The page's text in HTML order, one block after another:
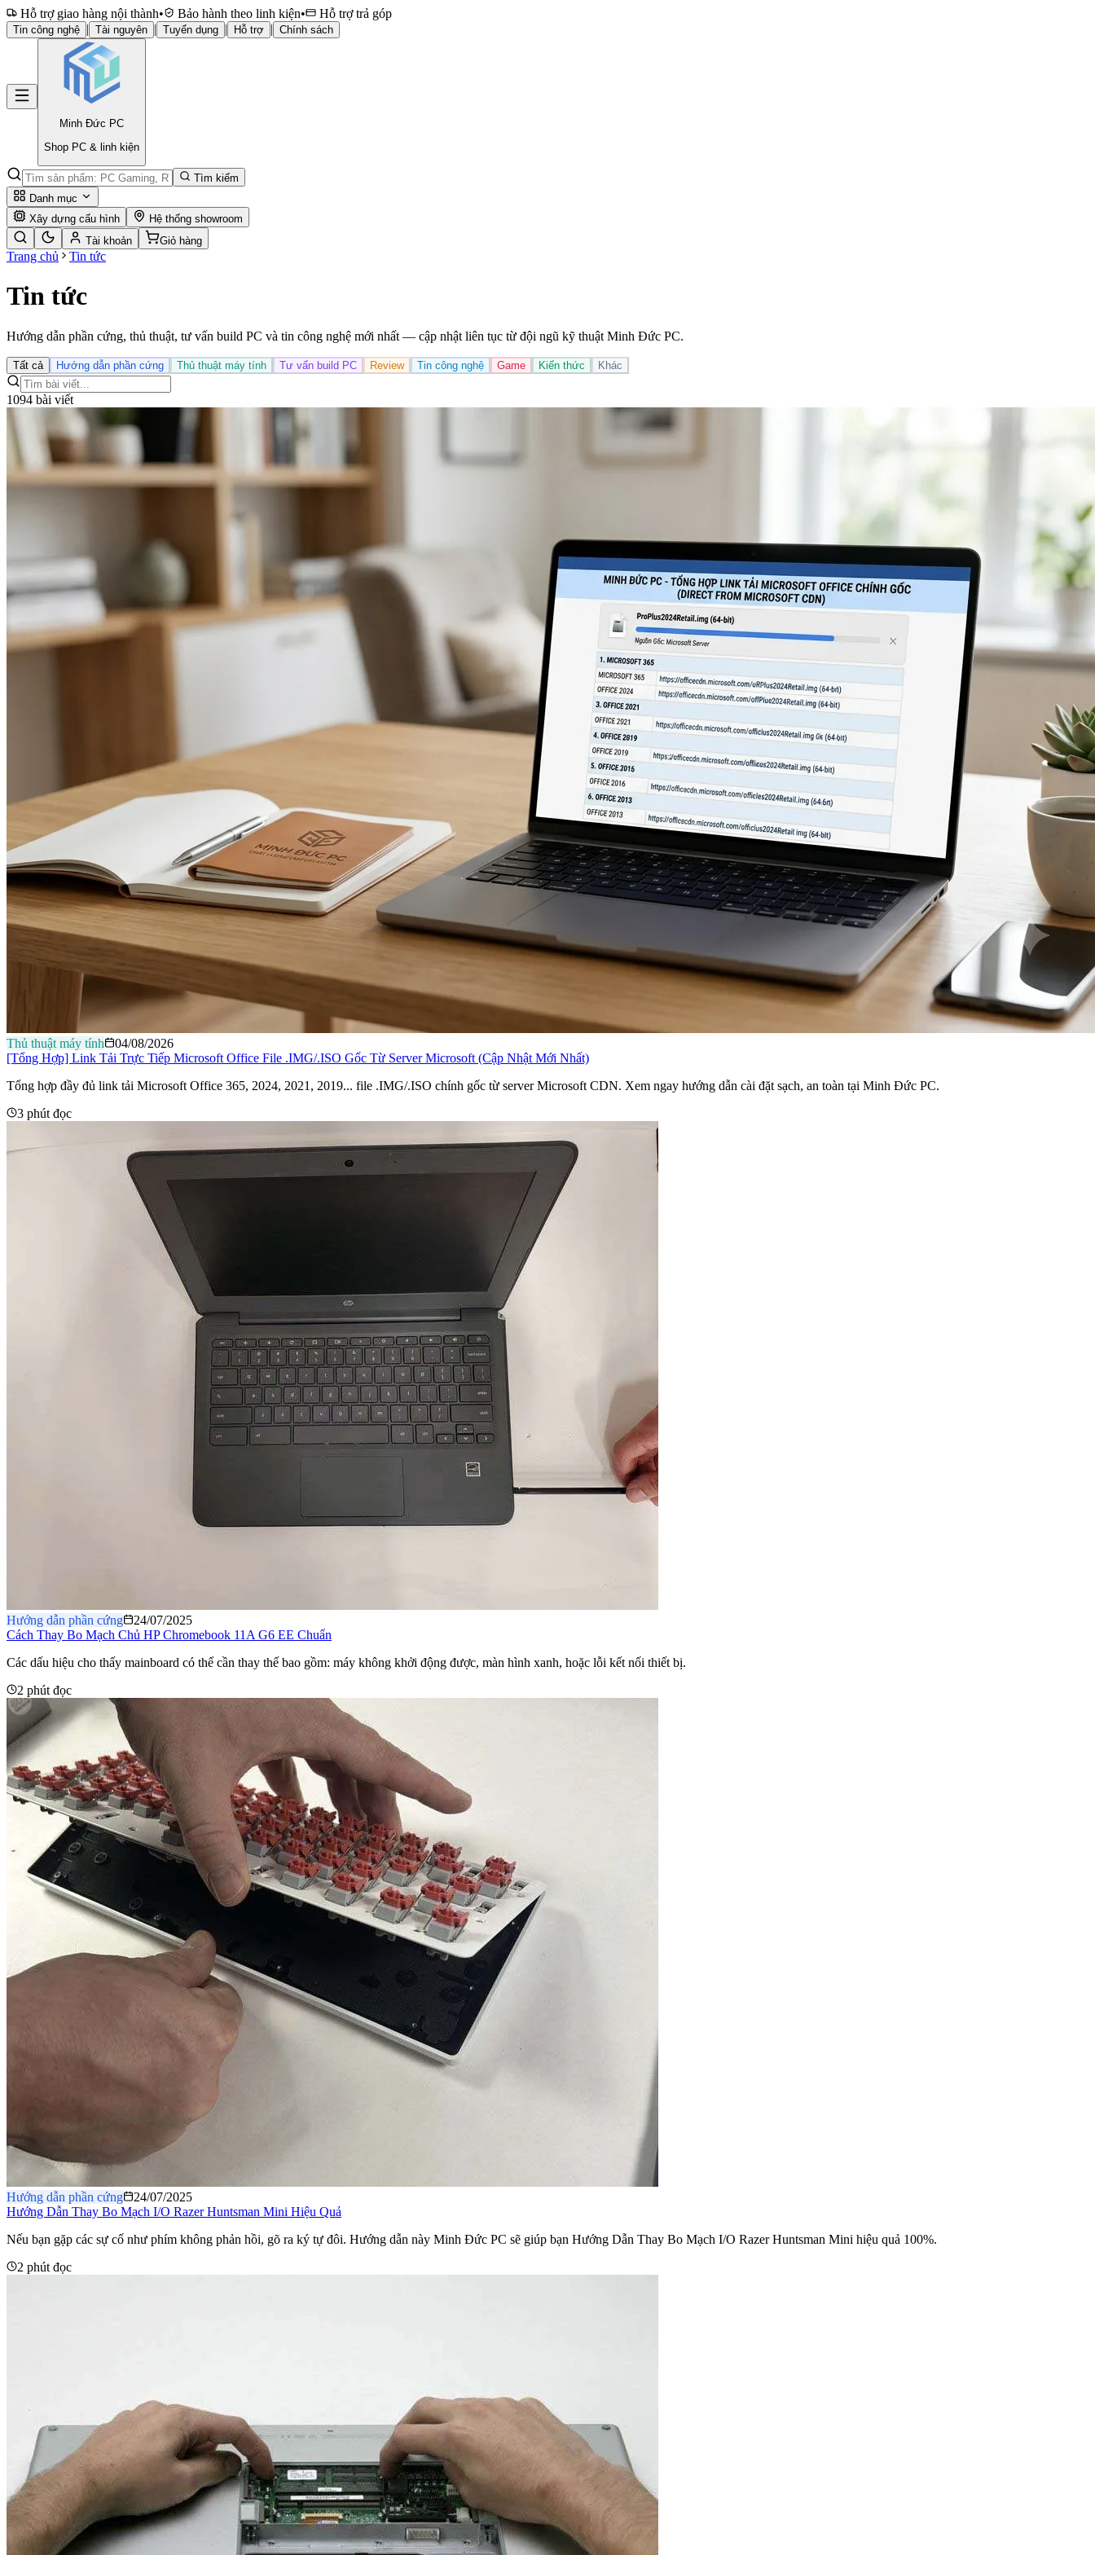
Hỗ trợ giao hàng nội thành• Bảo hành theo linh kiện• Hỗ trợ trả góp
Tin công nghệ | Tài nguyên | Tuyển dụng | Hỗ trợ | Chính sách
Minh Đức PC
Shop PC & linh kiện
Tìm kiếm
Danh mục
Xây dựng cấu hình
Hệ thống showroom
Tài khoản
Giỏ hàng
Trang chủ Tin tức
Tin tức
Hướng dẫn phần cứng, thủ thuật, tư vấn build PC và tin công nghệ mới nhất — cập nhật liên tục từ đội ngũ kỹ thuật Minh Đức PC.
Tất cả Hướng dẫn phần cứng Thủ thuật máy tính Tư vấn build PC Review Tin công nghệ Game Kiến thức Khác
1094 bài viết
Thủ thuật máy tính
04/08/2026
[Tổng Hợp] Link Tải Trực Tiếp Microsoft Office File .IMG/.ISO Gốc Từ Server Microsoft (Cập Nhật Mới Nhất)
Tổng hợp đầy đủ link tải Microsoft Office 365, 2024, 2021, 2019... file .IMG/.ISO chính gốc từ server Microsoft CDN. Xem ngay hướng dẫn cài đặt sạch, an toàn tại Minh Đức PC.
3 phút đọc
Hướng dẫn phần cứng
24/07/2025
Cách Thay Bo Mạch Chủ HP Chromebook 11A G6 EE Chuẩn
Các dấu hiệu cho thấy mainboard có thể cần thay thế bao gồm: máy không khởi động được, màn hình xanh, hoặc lỗi kết nối thiết bị.
2 phút đọc
Hướng dẫn phần cứng
24/07/2025
Hướng Dẫn Thay Bo Mạch I/O Razer Huntsman Mini Hiệu Quả
Nếu bạn gặp các sự cố như phím không phản hồi, gõ ra ký tự đôi. Hướng dẫn này Minh Đức PC sẽ giúp bạn Hướng Dẫn Thay Bo Mạch I/O Razer Huntsman Mini hiệu quả 100%.
2 phút đọc